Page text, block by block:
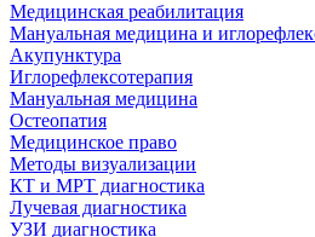
Медицинская реабилитация
Мануальная медицина и
Акупунктура
Иглорефлексотерапия
Мануальная медицина
Остеопатия
Медицинское право
Методы визуализации
КТ и МРТ диагностика
Лучевая диагностика
УЗИ диагностика